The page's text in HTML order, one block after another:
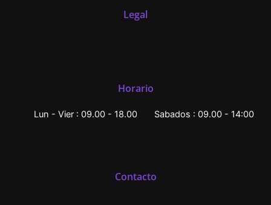
Legal
Horario
Lun - Vier : 09.00 - 18.00 Sabados : 09.00 - 14:00
Contacto